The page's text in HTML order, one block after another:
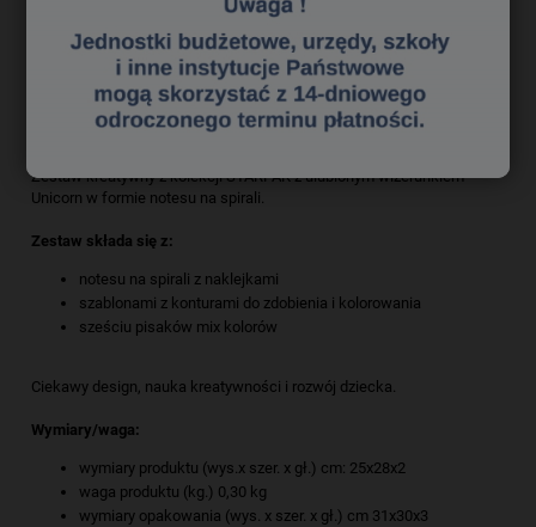
Starpak Zestaw Kreatywny Jednorożec 497702
Zestaw kreatywny z kolekcji STARPAK z ulubionym wizerunkiem
Unicorn w formie notesu na spirali.
Zestaw składa się z:
notesu na spirali z naklejkami
szablonami z konturami do zdobienia i kolorowania
sześciu pisaków mix kolorów
Ciekawy design, nauka kreatywności i rozwój dziecka.
Wymiary/waga:
wymiary produktu (wys.x szer. x gł.) cm: 25x28x2
waga produktu (kg.) 0,30 kg
wymiary opakowania (wys. x szer. x gł.) cm 31x30x3